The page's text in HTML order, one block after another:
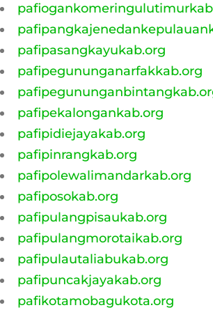
pafipasangkayukab.org
pafipegununganarfakkab.org
pafipekalongankab.org
pafipidiejayakab.org
pafipinrangkab.org
pafipolewalimandarkab.org
pafiposokab.org
pafipulangpisaukab.org
pafipulangmorotaikab.org
pafipulautaliabukab.org
pafipuncakjayakab.org
pafikotamobagukota.org